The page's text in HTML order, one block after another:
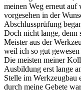
meinen Weg erneut auf
vorgesehen in der
Abschlussprüfung
Doch nicht lange, denn
Meister aus der
weil ich so gut
Die meisten meiner
Ausbildung erst lange
Stelle im Werkzeugbau
durch meine Gebete